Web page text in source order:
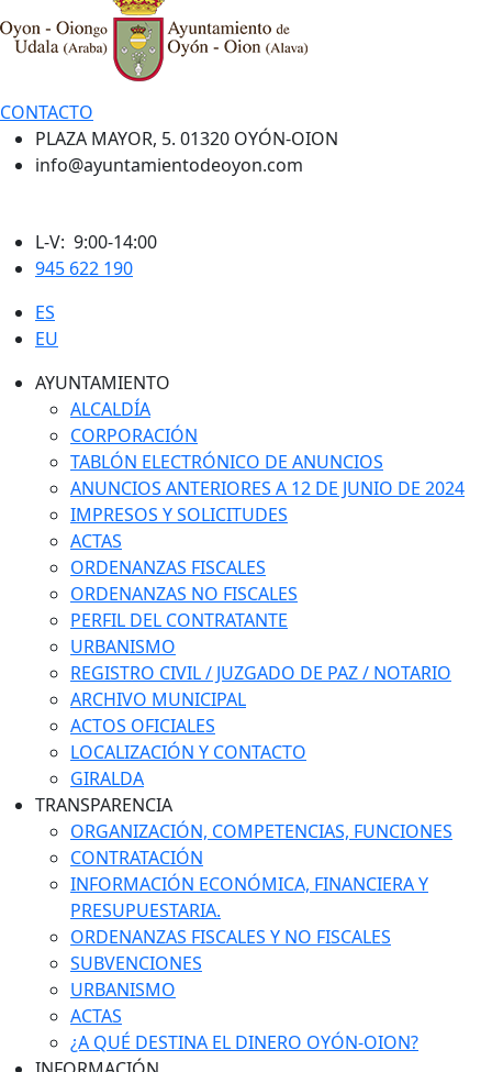
CONTACTO
PLAZA MAYOR, 5. 01320 OYÓN-OION
info@ayuntamientodeoyon.com
L-V: 9:00-14:00
945 622 190
ES
EU
AYUNTAMIENTO
ALCALDÍA
CORPORACIÓN
TABLÓN ELECTRÓNICO DE ANUNCIOS
ANUNCIOS ANTERIORES A 12 DE JUNIO DE 2024
IMPRESOS Y SOLICITUDES
ACTAS
ORDENANZAS FISCALES
ORDENANZAS NO FISCALES
PERFIL DEL CONTRATANTE
URBANISMO
REGISTRO CIVIL / JUZGADO DE PAZ / NOTARIO
ARCHIVO MUNICIPAL
ACTOS OFICIALES
LOCALIZACIÓN Y CONTACTO
GIRALDA
TRANSPARENCIA
ORGANIZACIÓN, COMPETENCIAS, FUNCIONES
CONTRATACIÓN
INFORMACIÓN ECONÓMICA, FINANCIERA Y
PRESUPUESTARIA.
ORDENANZAS FISCALES Y NO FISCALES
SUBVENCIONES
URBANISMO
ACTAS
¿A QUÉ DESTINA EL DINERO OYÓN-OION?